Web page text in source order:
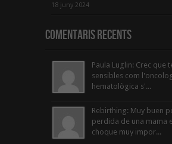
18 juny 2024
Comentaris Recents
Paula Luglin: Crec que
sensibles com
hematològica s'...
Rebirthing: Muy buen
perdida de una mama
choque muy impor...